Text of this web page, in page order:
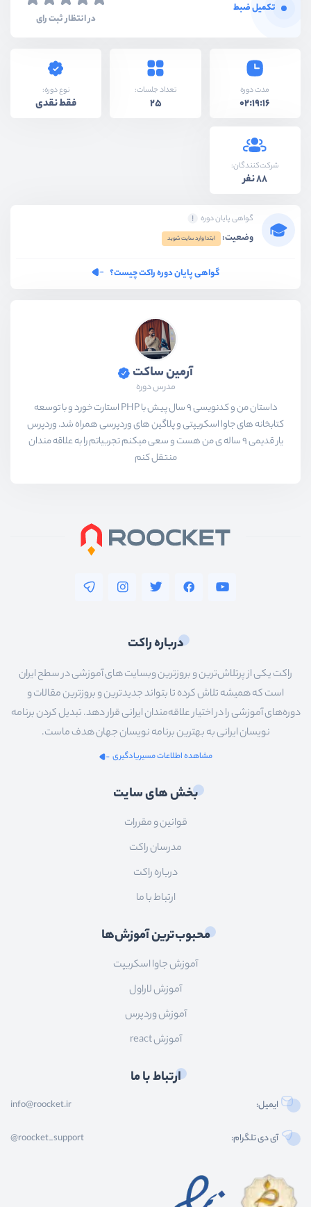
تکمیل ضبط
در انتظار ثبت رای
مدت دوره
02:19:16
تعداد جلسات:
25
نوع دوره:
فقط نقدی
شرکت‌کنندگان:
88 نفر
گواهی پایان دوره
وضعیت: ابتدا وارد سایت شوید
گواهی پایان دوره راکت چیست؟
آرمین ساکت
مدرس دوره
داستان من و کدنویسی 9 سال پیش با PHP استارت خورد و با توسعه
کتابخانه های جاوا اسکریپتی و پلاگین های وردپرسی همراه شد. وردپرس
یار قدیمی 9 ساله ی من هست و سعی میکنم تجربیاتم را به علاقه مندان
منتقل کنم
درباره راکت
راکت یکی از پرتلاش‌ترین و بروزترین وبسایت های آموزشی در سطح ایران
است که همیشه تلاش کرده تا بتواند جدیدترین و بروزترین مقالات و
دوره‌های آموزشی را در اختیار علاقه‌مندان ایرانی قرار دهد. تبدیل کردن برنامه
نویسان ایرانی به بهترین برنامه نویسان جهان هدف ماست.
مشاهده اطلاعات مسیریادگیری
بخش های سایت
قوانین و مقررات
مدرسان راکت
درباره راکت
ارتباط با ما
محبوب‌ترین آموزش‌ها
آموزش جاوا اسکریپت
آموزش لاراول
آموزش وردپرس
آموزش react
ارتباط با ما
ایمیل: info@roocket.ir
آی دی تلگرام: @roocket_support